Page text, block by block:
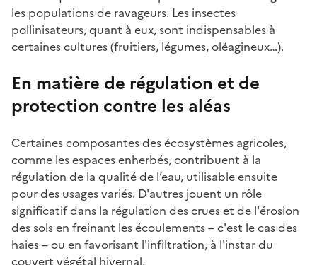
les populations de ravageurs. Les insectes
pollinisateurs, quant à eux, sont indispensables à
certaines cultures (fruitiers, légumes, oléagineux…).
En matière de régulation et de
protection contre les aléas
Certaines composantes des écosystèmes agricoles,
comme les espaces enherbés, contribuent à la
régulation de la qualité de l’eau, utilisable ensuite
pour des usages variés. D'autres jouent un rôle
significatif dans la régulation des crues et de l'érosion
des sols en freinant les écoulements – c'est le cas des
haies – ou en favorisant l'infiltration, à l'instar du
couvert végétal hivernal.